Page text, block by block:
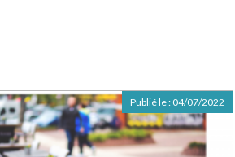
Publié le : 04/07/2022